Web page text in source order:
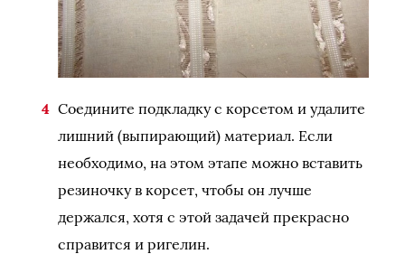
Соедините подкладку с корсетом и удалите
лишний (выпирающий) материал. Если
необходимо, на этом этапе можно вставить
резиночку в корсет, чтобы он лучше
держался, хотя с этой задачей прекрасно
справится и ригелин.